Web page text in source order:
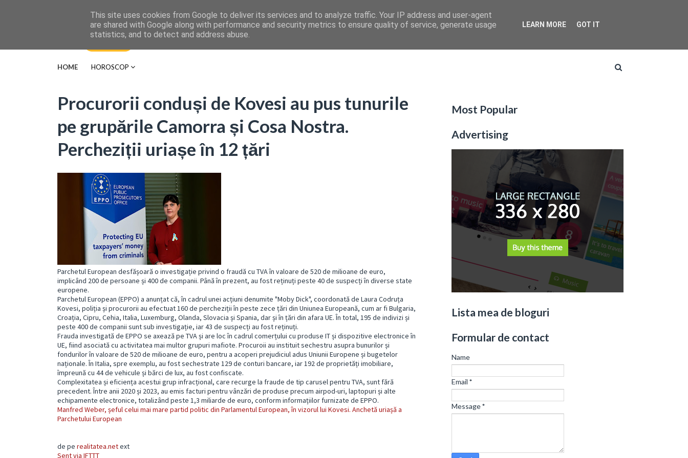
HOME HOROSCOP
Procurorii conduși de Kovesi au pus tunurile
pe grupările Camorra și Cosa Nostra.
Percheziții uriașe în 12 țări
Parchetul European desfășoară o investigație privind o fraudă cu TVA în valoare de 520 de milioane de euro,
implicând 200 de persoane și 400 de companii. Până în prezent, au fost reținuți peste 40 de suspecți în diverse state
europene.
Parchetul European (EPPO) a anunțat că, în cadrul unei acțiuni denumite "Moby Dick", coordonată de Laura Codruța
Kovesi, poliția și procurorii au efectuat 160 de percheziții în peste zece țări din Uniunea Europeană, cum ar fi Bulgaria,
Croația, Cipru, Cehia, Italia, Luxemburg, Olanda, Slovacia și Spania, dar și în țări din afara UE. În total, 195 de indivizi și
peste 400 de companii sunt sub investigație, iar 43 de suspecți au fost reținuți.
Frauda investigată de EPPO se axează pe TVA și are loc în cadrul comerțului cu produse IT și dispozitive electronice în
UE, fiind asociată cu activitatea mai multor grupuri mafiote. Procuroii au instituit sechestru asupra bunurilor și
fondurilor în valoare de 520 de milioane de euro, pentru a acoperi prejudiciul adus Uniunii Europene și bugetelor
naționale. În Italia, spre exemplu, au fost sechestrate 129 de conturi bancare, iar 192 de proprietăți imobiliare,
împreună cu 44 de vehicule și bărci de lux, au fost confiscate.
Complexitatea și eficiența acestui grup infracțional, care recurge la fraude de tip carusel pentru TVA, sunt fără
precedent. Între anii 2020 și 2023, au emis facturi pentru vânzări de produse precum airpod-uri, laptopuri și alte
echipamente electronice, totalizând peste 1,3 miliarde de euro, conform informațiilor furnizate de EPPO.
Manfred Weber, șeful celui mai mare partid politic din Parlamentul European, în vizorul lui Kovesi. Anchetă uriașă a
Parchetului European
de pe realitatea.netext
Sent via IFTTT
Most Popular
Advertising
Lista mea de bloguri
Formular de contact
Name
Email *
Message*
This site uses cookies from Google to deliver its services and to analyze traffic. Your IP address and user-agent
are shared with Google along with performance and security metrics to ensure quality of service, generate usage
statistics, and to detect and address abuse.
LEARN MORE GOT IT